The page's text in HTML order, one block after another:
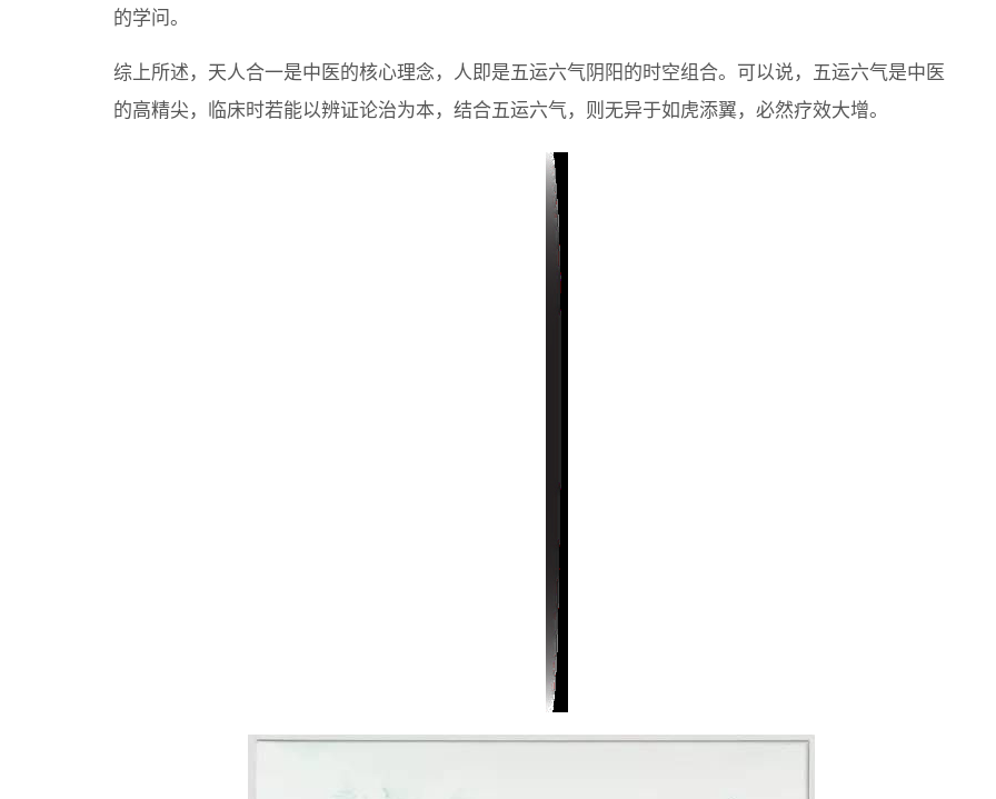
的学问。
综上所述，天人合一是中医的核心理念，人即是五运六气阴阳的时空组合。可以说，五运六气是中医
的高精尖，临床时若能以辨证论治为本，结合五运六气，则无异于如虎添翼，必然疗效大增。